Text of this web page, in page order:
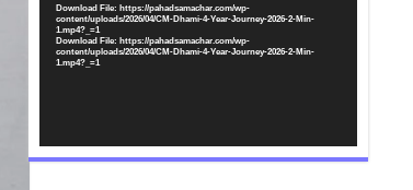
Download File: https://pahadsamachar.com/wp-
content/uploads/2026/04/CM-Dhami-4-Year-Journey-2026-2-Min-
1.mp4?_=1
Download File: https://pahadsamachar.com/wp-
content/uploads/2026/04/CM-Dhami-4-Year-Journey-2026-2-Min-
1.mp4?_=1